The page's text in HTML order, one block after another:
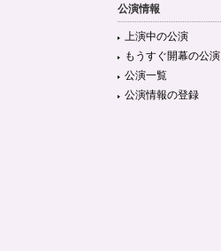
公演情報
上演中の公演
もうすぐ開幕の公演
公演一覧
公演情報の登録